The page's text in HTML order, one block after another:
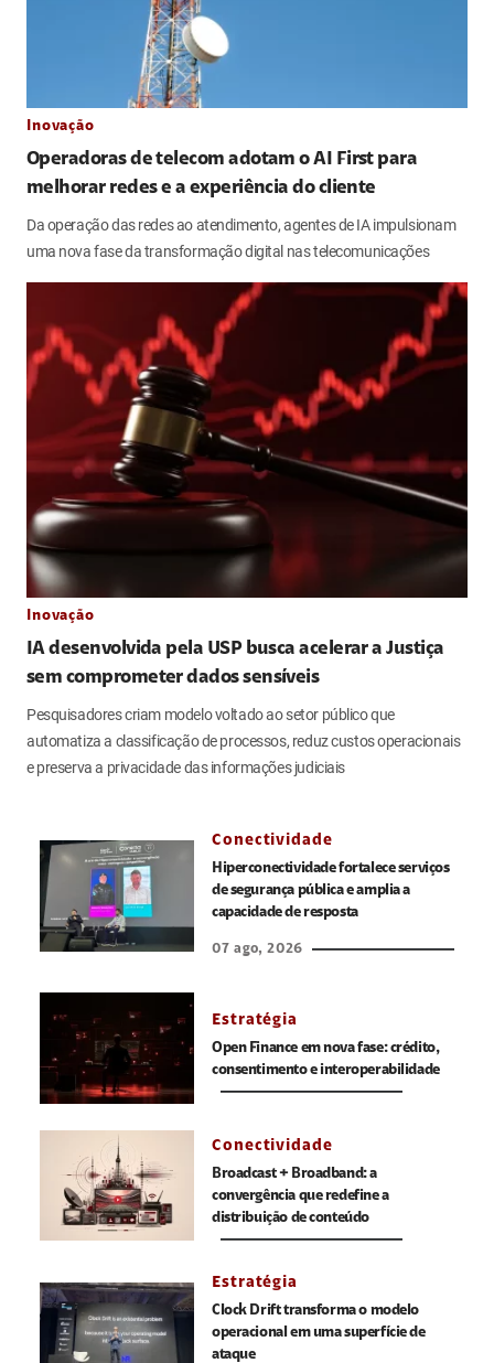
Inovação
Operadoras de telecom adotam o AI First para
melhorar redes e a experiência do cliente
Da operação das redes ao atendimento, agentes de IA impulsionam
uma nova fase da transformação digital nas telecomunicações
Inovação
IA desenvolvida pela USP busca acelerar a Justiça
sem comprometer dados sensíveis
Pesquisadores criam modelo voltado ao setor público que
automatiza a classificação de processos, reduz custos operacionais
e preserva a privacidade das informações judiciais
Conectividade
Hiperconectividade fortalece serviços
de segurança pública e amplia a
capacidade de resposta
07 ago, 2026
Estratégia
Open Finance em nova fase: crédito,
consentimento e interoperabilidade
Conectividade
Broadcast + Broadband: a
convergência que redefine a
distribuição de conteúdo
Estratégia
Clock Drift transforma o modelo
operacional em uma superfície de
ataque